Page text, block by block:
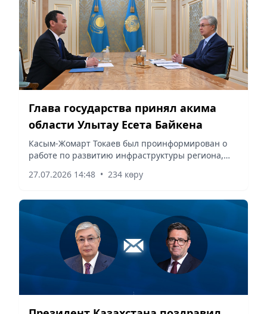
Глава государства принял акима
области Улытау Есета Байкена
Касым-Жомарт Токаев был проинформирован о
работе по развитию инфраструктуры региона,
27.07.2026 14:48 • 234 көру